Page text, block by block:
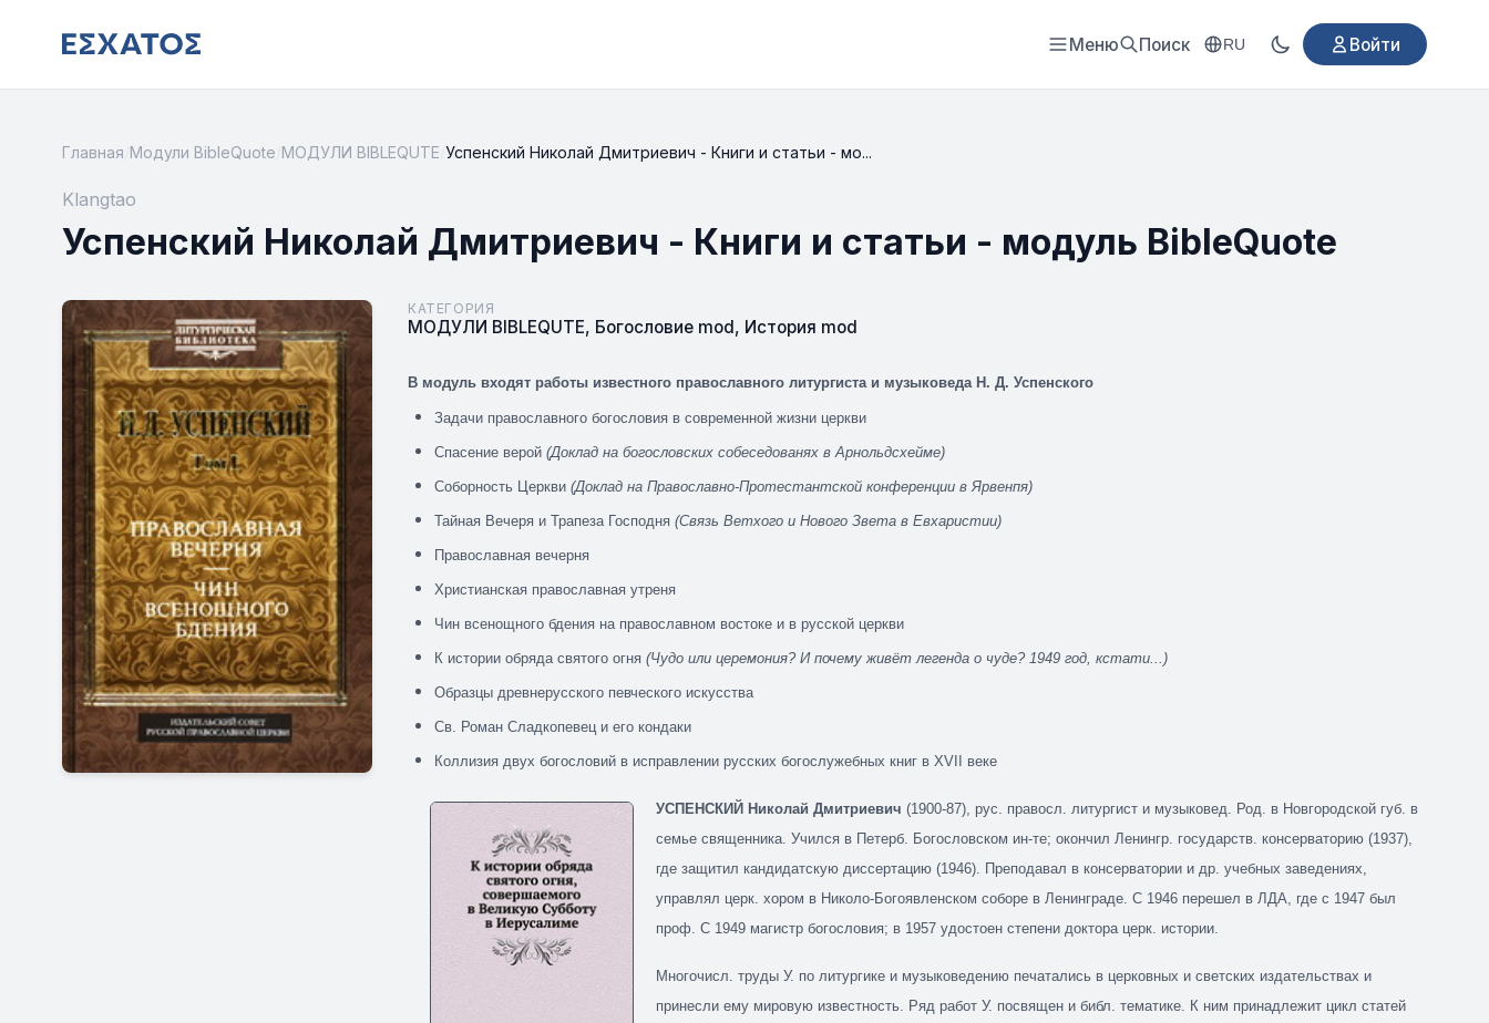
Меню Поиск RU Войти
Главная Модули BibleQuote МОДУЛИ BIBLEQUTE Успенский Николай Дмитриевич - Книги и статьи - мо...
Klangtao
Успенский Николай Дмитриевич - Книги и статьи - модуль BibleQuote
КАТЕГОРИЯ
МОДУЛИ BIBLEQUTE, Богословие mod, История mod
В модуль входят работы известного православного литургиста и музыковеда Н. Д. Успенского
Задачи православного богословия в современной жизни церкви
Спасение верой (Доклад на богословских собеседованях в Арнольдсхейме)
Соборность Церкви (Доклад на Православно-Протестантской конференции в Ярвенпя)
Тайная Вечеря и Трапеза Господня (Связь Ветхого и Нового Звета в Евхаристии)
Православная вечерня
Христианская православная утреня
Чин всенощного бдения на православном востоке и в русской церкви
К истории обряда святого огня (Чудо или церемония? И почему живёт легенда о чуде? 1949 год, кстати...)
Образцы древнерусского певческого искусства
Св. Роман Сладкопевец и его кондаки
Коллизия двух богословий в исправлении русских богослужебных книг в XVII веке
УСПЕНСКИЙ Николай Дмитриевич (1900-87), рус. правосл. литургист и музыковед. Род. в Новгородской губ. в
семье священника. Учился в Петерб. Богословском ин-те; окончил Ленингр. государств. консерваторию (1937),
где защитил кандидатскую диссертацию (1946). Преподавал в консерватории и др. учебных заведениях,
управлял церк. хором в Николо-Богоявленском соборе в Ленинграде. С 1946 перешел в ЛДА, где с 1947 был
проф. С 1949 магистр богословия; в 1957 удостоен степени доктора церк. истории.
Многочисл. труды У. по литургике и музыковедению печатались в церковных и светских издательствах и
принесли ему мировую известность. Ряд работ У. посвящен и библ. тематике. К ним принадлежит цикл статей